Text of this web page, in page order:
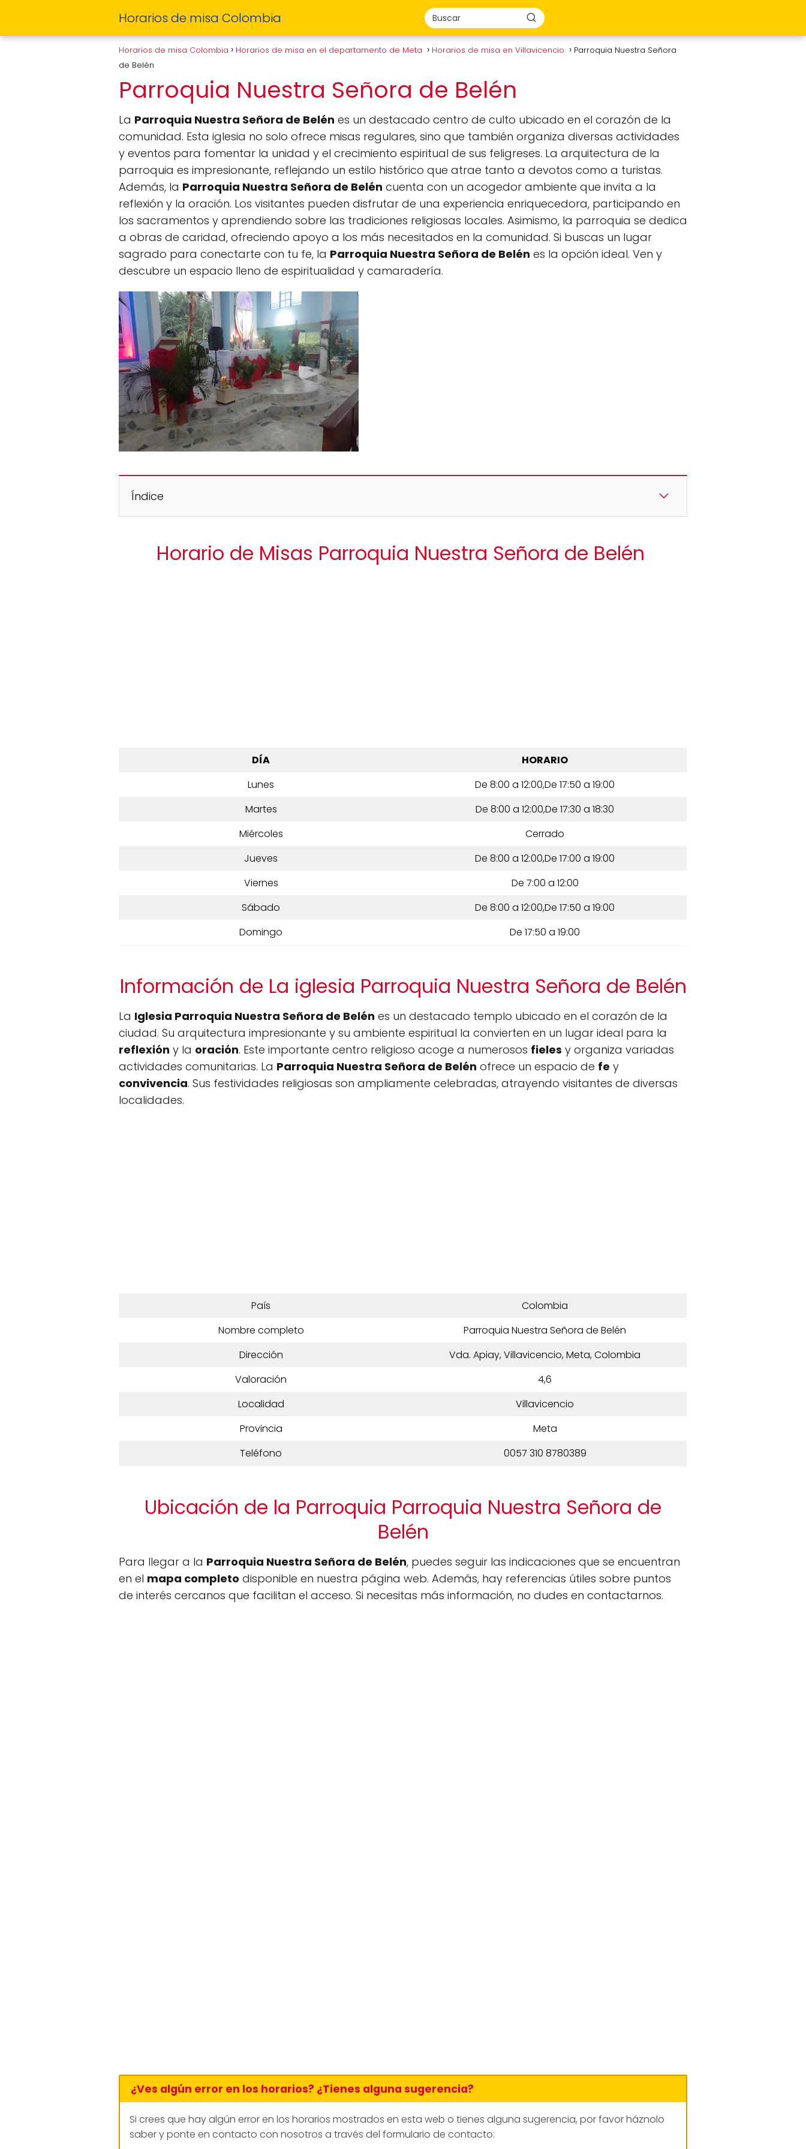
Horarios de misa Colombia
Horarios de misa Colombia Horarios de misa en el departamento de Meta Horarios de misa en Villavicencio
Parroquia Nuestra Señora
de Belén
Parroquia Nuestra Señora de Belén
La Parroquia Nuestra Señora de Belén es un destacado centro de culto ubicado en el corazón de la
comunidad. Esta iglesia no solo ofrece misas regulares, sino que también organiza diversas actividades
y eventos para fomentar la unidad y el crecimiento espiritual de sus feligreses. La arquitectura de la
parroquia es impresionante, reflejando un estilo histórico que atrae tanto a devotos como a turistas.
Además, la Parroquia Nuestra Señora de Belén cuenta con un acogedor ambiente que invita a la
reflexión y la oración. Los visitantes pueden disfrutar de una experiencia enriquecedora, participando en
los sacramentos y aprendiendo sobre las tradiciones religiosas locales. Asimismo, la parroquia se dedica
a obras de caridad, ofreciendo apoyo a los más necesitados en la comunidad. Si buscas un lugar
sagrado para conectarte con tu fe, la Parroquia Nuestra Señora de Belén es la opción ideal. Ven y
descubre un espacio lleno de espiritualidad y camaradería.
Índice
Horario de Misas Parroquia Nuestra Señora de Belén
DÍA
HORARIO
Lunes
De 8:00 a 12:00,De 17:50 a 19:00
Martes
De 8:00 a 12:00,De 17:30 a 18:30
Miércoles
Cerrado
Jueves
De 8:00 a 12:00,De 17:00 a 19:00
Viernes
De 7:00 a 12:00
Sábado
De 8:00 a 12:00,De 17:50 a 19:00
Domingo
De 17:50 a 19:00
Información de La iglesia Parroquia Nuestra Señora de Belén
La Iglesia Parroquia Nuestra Señora de Belén es un destacado templo ubicado en el corazón de la
ciudad. Su arquitectura impresionante y su ambiente espiritual la convierten en un lugar ideal para la
reflexión y la oración. Este importante centro religioso acoge a numerosos fieles y organiza variadas
actividades comunitarias. La Parroquia Nuestra Señora de Belén ofrece un espacio de fe y
convivencia. Sus festividades religiosas son ampliamente celebradas, atrayendo visitantes de diversas
localidades.
País
Colombia
Nombre completo
Parroquia Nuestra Señora de Belén
Dirección
Vda. Apiay, Villavicencio, Meta, Colombia
Valoración
4,6
Localidad
Villavicencio
Provincia
Meta
Teléfono
0057 310 8780389
Ubicación de la Parroquia Parroquia Nuestra Señora de
Belén
Para llegar a la Parroquia Nuestra Señora de Belén, puedes seguir las indicaciones que se encuentran
en el mapa completo disponible en nuestra página web. Además, hay referencias útiles sobre puntos
de interés cercanos que facilitan el acceso. Si necesitas más información, no dudes en contactarnos.
¿Ves algún error en los horarios? ¿Tienes alguna sugerencia?
Si crees que hay algún error en los horarios mostrados en esta web o tienes alguna sugerencia, por favor háznolo
saber y ponte en contacto con nosotros a través del formulario de contacto: